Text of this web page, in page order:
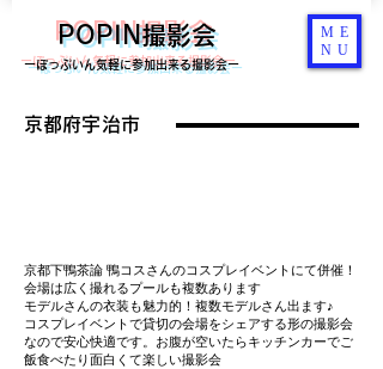
POPIN撮影会
ME
NU
ーぽっぷいん気軽に参加出来る撮影会ー
京都府宇治市
京都下鴨茶論 鴨コスさんのコスプレイベントにて併催！
​会場は広く撮れるプールも複数あります
モデルさんの衣装も魅力的！複数モデルさん出ます♪
​コスプレイベントで貸切の会場をシェアする形の撮影会
なので安心快適です。お腹が空いたらキッチンカー​でご
飯食べたり面白くて楽しい撮影会